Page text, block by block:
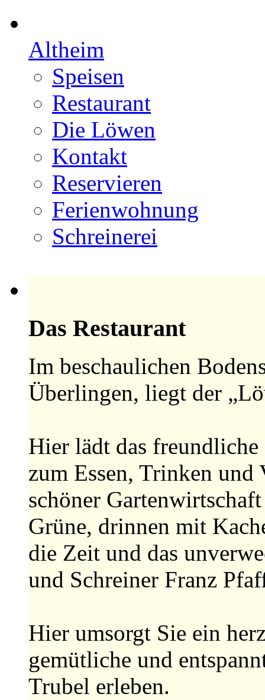
Altheim
Speisen
Restaurant
Die Löwen
Kontakt
Reservieren
Ferienwohnung
Schreinerei
Das Restaurant
Im beschaulichen
Überlingen, liegt der
Hier lädt das freundliche
zum Essen, Trinken
schöner
Grüne, drinnen mit
die Zeit und das
und Schreiner Franz
Hier umsorgt Sie ein
gemütliche und
Trubel erleben.